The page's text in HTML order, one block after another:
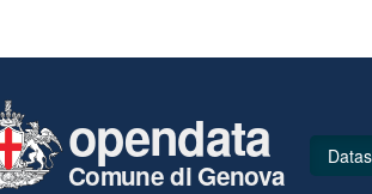
opendata
Comune di Genova